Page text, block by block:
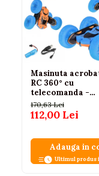
Masinuta
RC 360° cu
telecomanda -
albastra, 6 ani+
170,63 Lei
112,00 Lei
Adauga in
Ultimul produs